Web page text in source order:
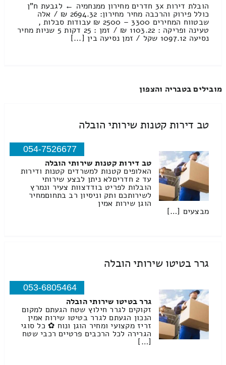
הובלת דירות 3x חדרים מחירון ממנחמיה ← לגבעת ח"ן
כולל פירוק והרכבה מחיר מחירון: 2694.32 ₪ / אלה
שבטווח המחירים 3300 – 2500 ₪ עבודות סבלות ,
טעינה ופריקה : 1103.22 ₪ / זמן : 25 דקות 5 שניות מחיר
נסיעה 1097.12 שקל / זמן נסיעה בין [...]
מובילים בטבריה והצפון
טב דירות קטנות שירותי הובלה
054-7526677
טב דירות קטנות שירותי הובלה
האלופים קטנות למשרדים קטנות ודירות
עד 2 חדריםלא ניתן לבצע שירותי
הובלות לפריט בודדצוות צעיר ונמרץ
לשירותכם ותק וניסיון רב בתחוםמחיר
הוגן שירות אמין
מבצעים […]
גרר בטיטו שירותי הובלה
053-6805464
גרר בטיטו שירותי הובלה
זקוקים לגרר חילוץ שטח הגעתם למקום
הנכון הגעתם לגרר בטיטו שירות אמין
זריז מקצועי ומחיר הוגן ונוח ✿ כל סוגי
הגרירה לכל הרכבים פרטיים רכבי שטח
[…]